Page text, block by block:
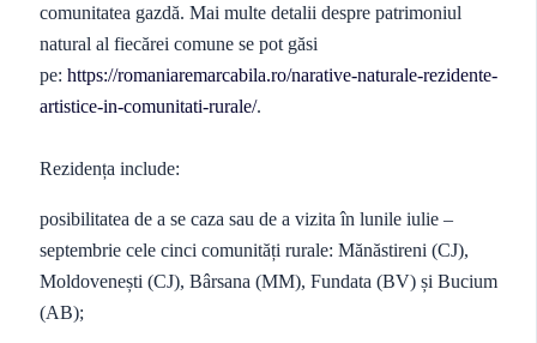
comunitatea gazdă. Mai multe detalii despre patrimoniul
natural al fiecărei comune se pot găsi
pe: https://romaniaremarcabila.ro/narative-naturale-rezidente-
artistice-in-comunitati-rurale/.
Rezidența include:
posibilitatea de a se caza sau de a vizita în lunile iulie –
septembrie cele cinci comunități rurale: Mănăstireni (CJ),
Moldovenești (CJ), Bârsana (MM), Fundata (BV) și Bucium
(AB);